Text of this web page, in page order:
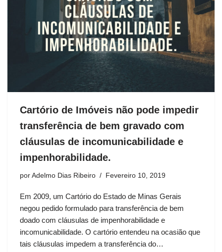
Cartório de Imóveis não pode impedir
transferência de bem gravado com
cláusulas de incomunicabilidade e
impenhorabilidade.
por Adelmo Dias Ribeiro Fevereiro 10, 2019
Em 2009, um Cartório do Estado de Minas Gerais
negou pedido formulado para transferência de bem
doado com cláusulas de impenhorabilidade e
incomunicabilidade. O cartório entendeu na ocasião que
tais cláusulas impedem a transferência do…